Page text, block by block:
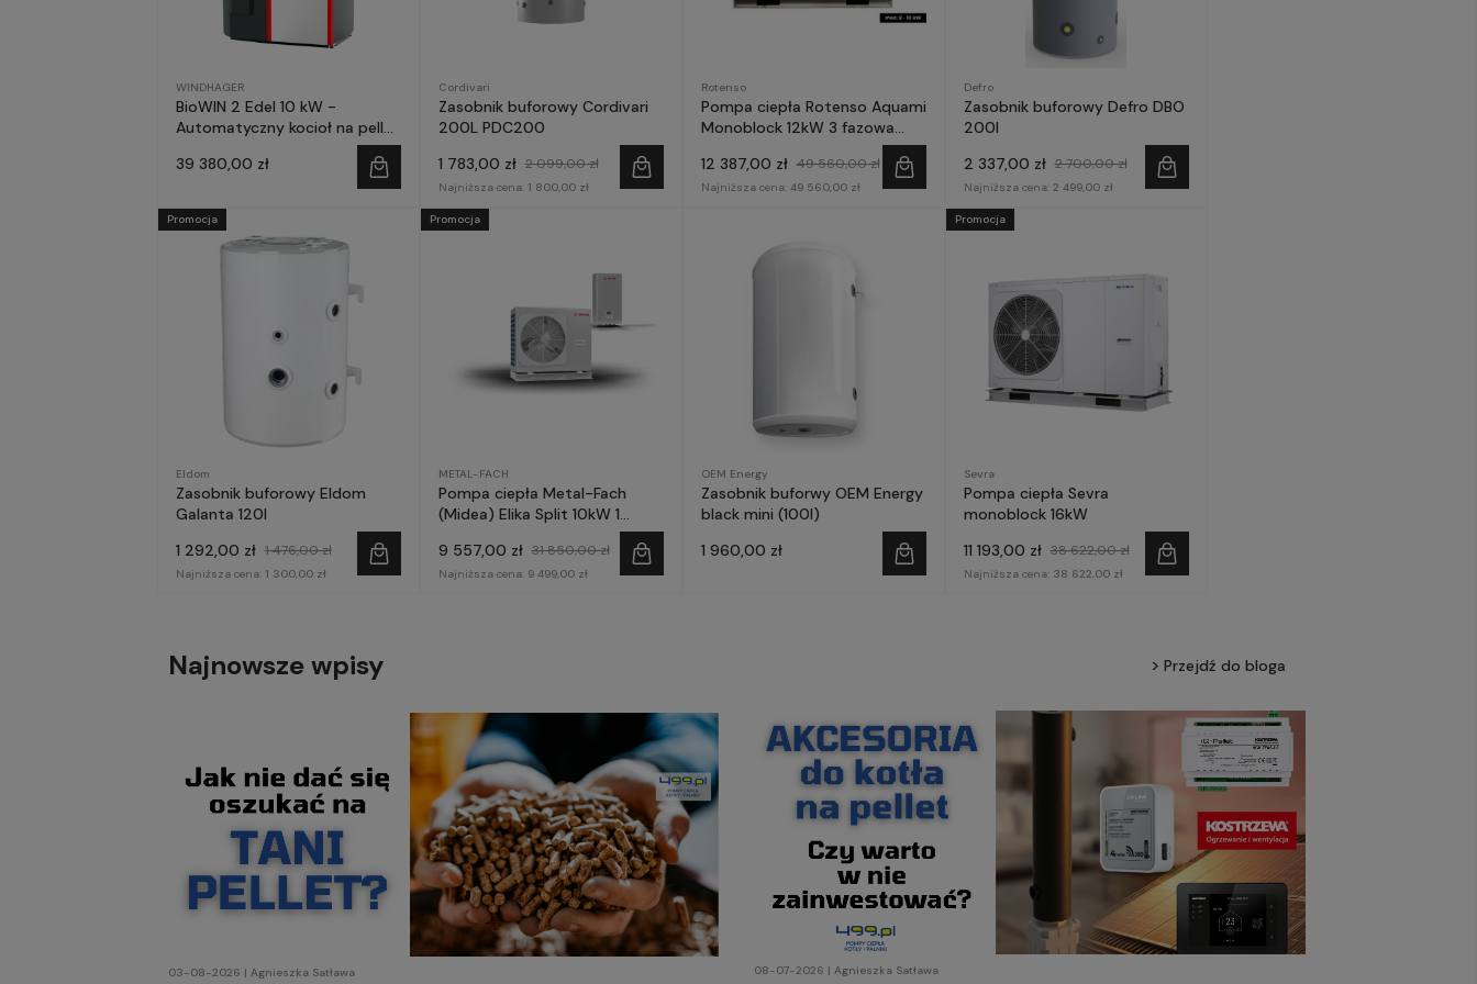
WINDHAGER
BioWIN 2 Edel 10 kW -
Automatyczny kocioł na pellet
39 380,00 zł
Cordivari
Zasobnik buforowy Cordivari
200L PDC200
1 783,00 zł 2 099,00 zł
Najniższa cena: 1 800,00 zł
Rotenso
Pompa ciepła Rotenso Aquami
Monoblock 12kW 3 fazowa
12 387,00 zł 49 560,00 zł
Najniższa cena: 49 560,00 zł
Defro
Zasobnik buforowy Defro DBO
200l
2 337,00 zł 2 700,00 zł
Najniższa cena: 2 499,00 zł
Eldom
Zasobnik buforowy Eldom
Galanta 120l
1 292,00 zł 1 476,00 zł
Najniższa cena: 1 300,00 zł
Promocja
METAL-FACH
Pompa ciepła Metal-Fach
(Midea) Elika Split 10kW 1
9 557,00 zł 31 850,00 zł
Najniższa cena: 9 499,00 zł
Promocja
OEM Energy
Zasobnik buforwy OEM Energy
black mini (100l)
1 960,00 zł
Sevra
Pompa ciepła Sevra
monoblock 16kW
11 193,00 zł 38 622,00 zł
Najniższa cena: 38 622,00 zł
Promocja
Najnowsze wpisy Przejdź do bloga
03-08-2026 | Agnieszka Satława 08-07-2026 | Agnieszka Satława